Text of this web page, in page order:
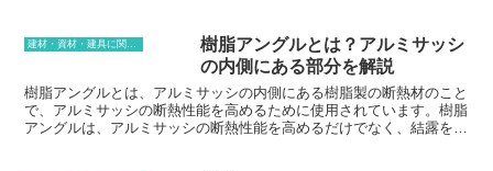
建材・資材・建具に関する用語
樹脂アングルとは？アルミサッシ
の内側にある部分を解説
樹脂アングルとは、アルミサッシの内側にある樹脂製の断熱材のこと
で、アルミサッシの断熱性能を高めるために使用されています。樹脂
アングルは、アルミサッシの断熱性能を高めるだけでなく、結露を防